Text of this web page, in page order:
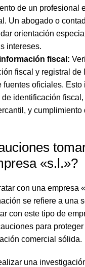
de un profesional
Un abogado o
orientación
intereses.
fiscal:
fiscal y registral de
fuentes oficiales.
identificación
y
«s.l.»?
con una empresa
se refiere a una
con este tipo de
para
comercial sólida.
una